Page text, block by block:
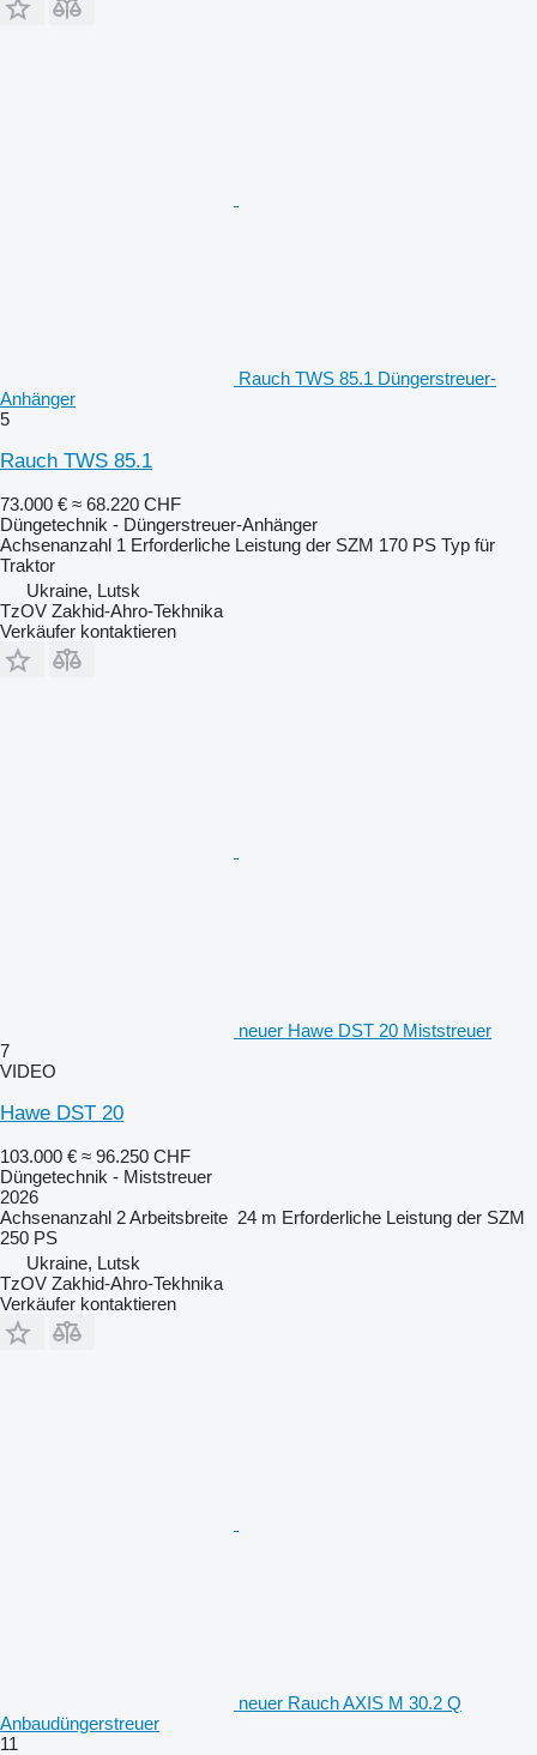
Rauch TWS 85.1 Düngerstreuer-
Anhänger
5
Rauch TWS 85.1
73.000 € ≈ 68.220 CHF
Düngetechnik - Düngerstreuer-Anhänger
Achsenanzahl 1 Erforderliche Leistung der SZM 170 PS Typ für
Traktor
Ukraine, Lutsk
TzOV Zakhid-Ahro-Tekhnika
Verkäufer kontaktieren
neuer Hawe DST 20 Miststreuer
7
VIDEO
Hawe DST 20
103.000 € ≈ 96.250 CHF
Düngetechnik - Miststreuer
2026
Achsenanzahl 2Arbeitsbreite 24 m Erforderliche Leistung der SZM
250 PS
Ukraine, Lutsk
TzOV Zakhid-Ahro-Tekhnika
Verkäufer kontaktieren
neuer Rauch AXIS M 30.2 Q
Anbaudüngerstreuer
11